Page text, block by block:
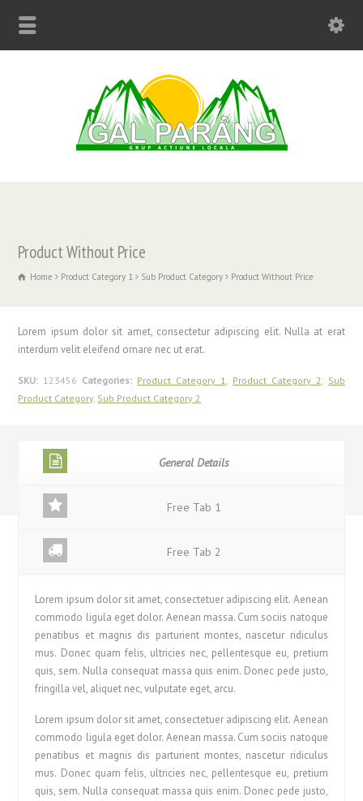
Product Without Price
Home Product Category 1 Sub Product Category Product Without Price
Lorem ipsum dolor sit amet, consectetur adipiscing elit. Nulla at erat
interdum velit eleifend ornare nec ut erat.
SKU: 123456 Categories: Product Category 1, Product Category 2 , Sub
Product Category, Sub Product Category 2
General Details
Free Tab 1
Free Tab 2
Lorem ipsum dolor sit amet, consectetuer adipiscing elit. Aenean
commodo ligula eget dolor. Aenean massa. Cum sociis natoque
penatibus et magnis dis parturient montes, nascetur ridiculus
mus. Donec quam felis, ultricies nec, pellentesque eu, pretium
quis, sem. Nulla consequat massa quis enim. Donec pede justo,
fringilla vel, aliquet nec, vulputate eget, arcu.
Lorem ipsum dolor sit amet, consectetuer adipiscing elit. Aenean
commodo ligula eget dolor. Aenean massa. Cum sociis natoque
penatibus et magnis dis parturient montes, nascetur ridiculus
mus. Donec quam felis, ultricies nec, pellentesque eu, pretium
quis, sem. Nulla consequat massa quis enim. Donec pede justo,